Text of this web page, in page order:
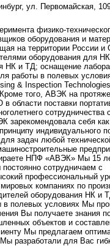
ул. Первомайская,
физико-
оборудования и
на территории России
оборудования для
НК и ТД; оснащение
работы в полевых
& Inspection
того, АВЭК на
области поставки
сотрудничества
зарекомендовала себя
индивидуального
задач любой
НПФ «АВЭК» Мы 15
сотрудничаем с
профессиональный
компаниях по
оборудования НК и
в полевых условиях Мы
Вы получаете знания
объектов и
Мы предлагаем
разработали для Вас